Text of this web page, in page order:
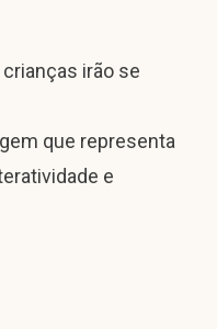
irão se
que representa
e